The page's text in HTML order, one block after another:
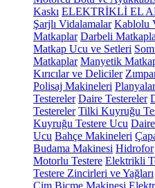
Kaskı ELEKTRİKLİ EL
Şarjlı Vidalamalar Kablolu
Matkaplar Darbeli
Matkap Ucu ve Setleri
Matkaplar Manyetik
Kırıcılar ve Deliciler
Polisaj Makineleri Planyalar
Testereler Daire Testereler
Testereler Tilki Kuyruğu
Kuyruğu Testere Ucu Daire
Ucu Bahçe Makineleri
Budama Makinesi Hidrofor
Motorlu Testere Elektrikli
Testere Zincirleri ve Yağları
Çim Biçme Makinesi